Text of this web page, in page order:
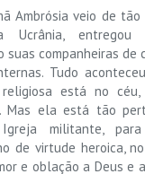
Ambrósia veio de tão
Ucrânia, entregou
suas companheiras de
Tudo
está no
Mas ela está tão
militante,
de virtude heroica,
e oblação a Deus e